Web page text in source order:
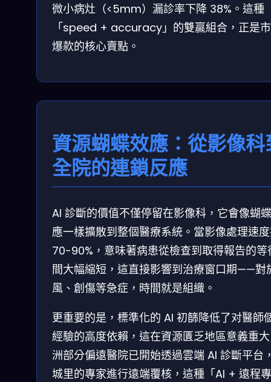
微小病灶（<5mm）漏診率下降 38%。這種
「speed + accuracy」的雙贏組合，正是
爆款的核心賣點。
資源蝴蝶效應：從影像科
全院的連鎖反應
AI 診斷的價值不僅停留在影像科，它會像蝴
應一樣擴散到整個醫療系統。當影像處理速
70-90%，意味著病患從檢查到取得報告的等
間大幅縮短，這直接影響到治療窗口期——對
風、創傷等急症，時間就是組織。
更重要的是，標準化的 AI 初篩降低了对醫師
經驗的高度依賴，這在資源匱乏地區意義重
洲部分偏遠醫院已開始透過雲端 AI 診斷平台
城里的專家進行遠端覆核，這種「AI + 遠程專